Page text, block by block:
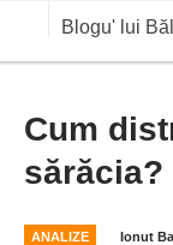
Blogu' lui
ANALIZE
Cum
sărăcia?
ANALIZE Ionut